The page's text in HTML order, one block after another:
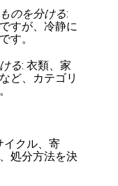
のを分ける:
すが、冷静に
す。
る: 衣類、家
ど、カテゴリ
イクル、寄
処分方法を決